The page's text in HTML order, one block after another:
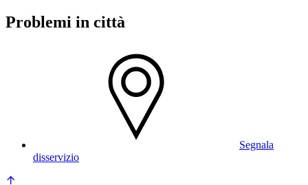
Problemi in città
Segnala
disservizio